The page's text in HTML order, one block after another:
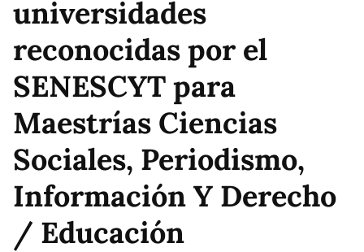
universidades
reconocidas por el
SENESCYT para
Maestrías Ciencias
Sociales, Periodismo,
Información Y Derecho
/ Educación